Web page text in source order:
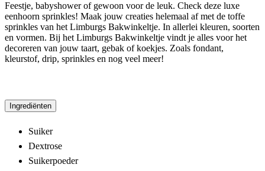
Feestje, babyshower of gewoon voor de leuk. Check deze luxe
eenhoorn sprinkles! Maak jouw creaties helemaal af met de toffe
sprinkles van het Limburgs Bakwinkeltje. In allerlei kleuren, soorten
en vormen. Bij het Limburgs Bakwinkeltje vindt je alles voor het
decoreren van jouw taart, gebak of koekjes. Zoals fondant,
kleurstof, drip, sprinkles en nog veel meer!
Ingrediënten
Suiker
Dextrose
Suikerpoeder